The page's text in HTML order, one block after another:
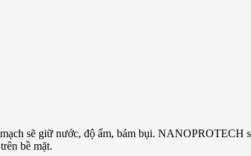
sẽ giữ nước, độ ẩm, bám bụi. NANOPROTECH
bề mặt.